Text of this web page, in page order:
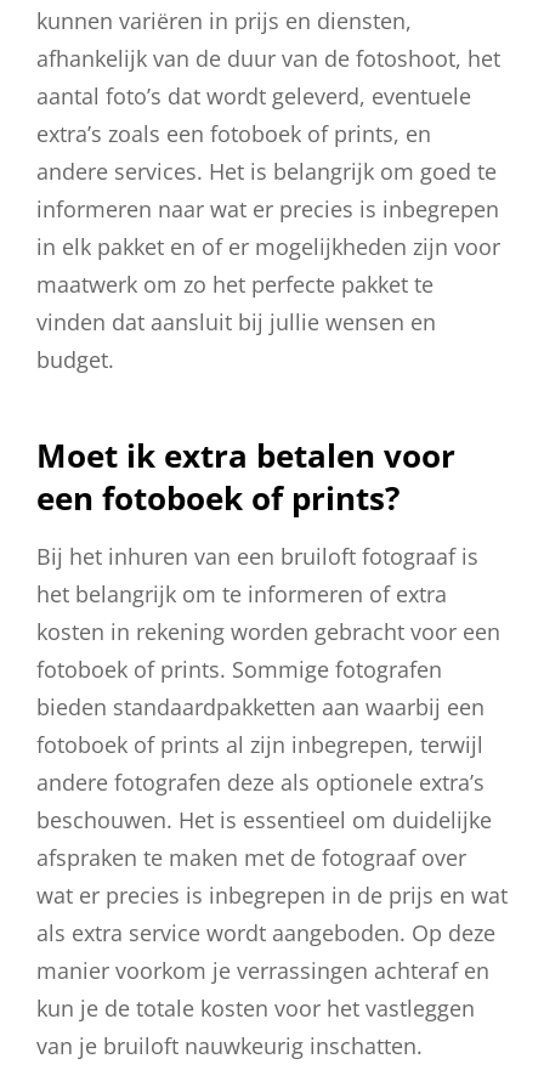
kunnen variëren in prijs en diensten,
afhankelijk van de duur van de fotoshoot, het
aantal foto’s dat wordt geleverd, eventuele
extra’s zoals een fotoboek of prints, en
andere services. Het is belangrijk om goed te
informeren naar wat er precies is inbegrepen
in elk pakket en of er mogelijkheden zijn voor
maatwerk om zo het perfecte pakket te
vinden dat aansluit bij jullie wensen en
budget.
Moet ik extra betalen voor
een fotoboek of prints?
Bij het inhuren van een bruiloft fotograaf is
het belangrijk om te informeren of extra
kosten in rekening worden gebracht voor een
fotoboek of prints. Sommige fotografen
bieden standaardpakketten aan waarbij een
fotoboek of prints al zijn inbegrepen, terwijl
andere fotografen deze als optionele extra’s
beschouwen. Het is essentieel om duidelijke
afspraken te maken met de fotograaf over
wat er precies is inbegrepen in de prijs en wat
als extra service wordt aangeboden. Op deze
manier voorkom je verrassingen achteraf en
kun je de totale kosten voor het vastleggen
van je bruiloft nauwkeurig inschatten.